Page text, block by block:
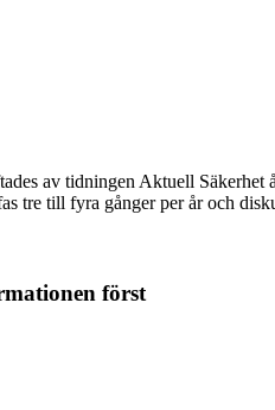
av tidningen Aktuell Säkerhet
tre till fyra gånger per år och
först